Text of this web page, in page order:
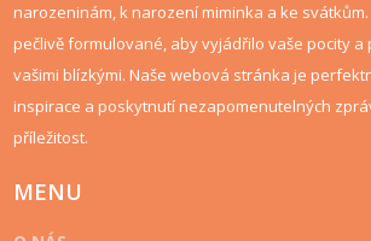
narozeninám, k narození miminka a ke
pečlivě formulované, aby vyjádřilo vaše pocity a
vašimi blízkými. Naše webová stránka je
inspirace a poskytnutí nezapomenutelných
příležitost.
MENU